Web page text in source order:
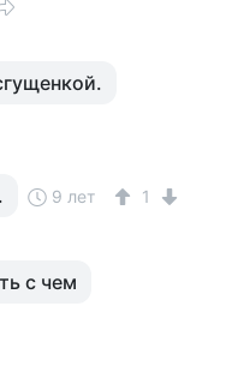
9 лет 1
с чем